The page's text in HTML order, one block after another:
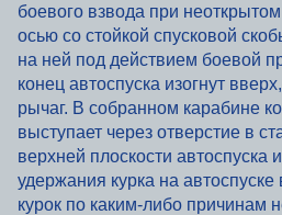
боевого взвода при
осью со стойкой спусковой
на ней под действием боевой
конец автоспуска изогнут
рычаг. В собранном карабине
выступает через отверстие в
верхней плоскости автоспуска
удержания курка на автоспуске
курок по каким-либо причинам